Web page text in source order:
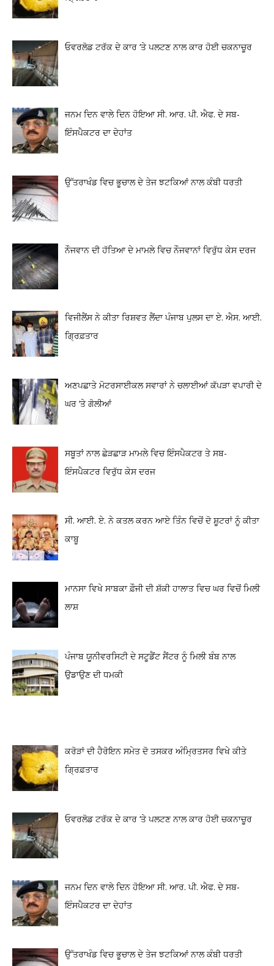
ਓਵਰਲੋਡ ਟਰੱਕ ਦੇ ਕਾਰ ‘ਤੇ ਪਲਟਣ ਨਾਲ ਕਾਰ ਹੋਈ ਚਕਨਾਚੂਰ
ਜਨਮ ਦਿਨ ਵਾਲੇ ਦਿਨ ਹੋਇਆ ਸੀ. ਆਰ. ਪੀ. ਐਫ. ਦੇ ਸਬ-
ਇੰਸਪੈਕਟਰ ਦਾ ਦੇਹਾਂਤ
ਉੱਤਰਾਖੰਡ ਵਿਚ ਭੂਚਾਲ ਦੇ ਤੇਜ ਝਟਕਿਆਂ ਨਾਲ ਕੰਬੀ ਧਰਤੀ
ਨੌਜਵਾਨ ਦੀ ਹੱਤਿਆ ਦੇ ਮਾਮਲੇ ਵਿਚ ਨੌਜਵਾਨਾਂ ਵਿਰੁੱਧ ਕੇਸ ਦਰਜ
ਵਿਜੀਲੈਂਸ ਨੇ ਕੀਤਾ ਰਿਸ਼ਵਤ ਲੈਂਦਾ ਪੰਜਾਬ ਪੁਲਸ ਦਾ ਏ. ਐਸ. ਆਈ.
ਗ੍ਰਿਫ਼ਤਾਰ
ਅਣਪਛਾਤੇ ਮੋਟਰਸਾਈਕਲ ਸਵਾਰਾਂ ਨੇ ਚਲਾਈਆਂ ਕੱਪੜਾ ਵਪਾਰੀ ਦੇ
ਘਰ ‘ਤੇ ਗੋਲੀਆਂ
ਸਬੂਤਾਂ ਨਾਲ ਛੇੜਛਾੜ ਮਾਮਲੇ ਵਿਚ ਇੰਸਪੈਕਟਰ ਤੇ ਸਬ-
ਇੰਸਪੈਕਟਰ ਵਿਰੁੱਧ ਕੇਸ ਦਰਜ
ਸੀ. ਆਈ. ਏ. ਨੇ ਕਤਲ ਕਰਨ ਆਏ ਤਿੰਨ ਵਿਚੋਂ ਦੋ ਸ਼ੂਟਰਾਂ ਨੂੰ ਕੀਤਾ
ਕਾਬੂ
ਮਾਨਸਾ ਵਿਖੇ ਸਾਬਕਾ ਫ਼ੌਜੀ ਦੀ ਸ਼ੱਕੀ ਹਾਲਾਤ ਵਿਚ ਘਰ ਵਿਚੋਂ ਮਿਲੀ
ਲਾਸ਼
ਪੰਜਾਬ ਯੂਨੀਵਰਸਿਟੀ ਦੇ ਸਟੂਡੈਂਟ ਸੈਂਟਰ ਨੂੰ ਮਿਲੀ ਬੰਬ ਨਾਲ
ਉਡਾਉਣ ਦੀ ਧਮਕੀ
ਕਰੋੜਾਂ ਦੀ ਹੈਰੋਇਨ ਸਮੇਤ ਦੋ ਤਸਕਰ ਅੰਮ੍ਰਿਤਸਰ ਵਿਖੇ ਕੀਤੇ
ਗ੍ਰਿਫ਼ਤਾਰ
ਓਵਰਲੋਡ ਟਰੱਕ ਦੇ ਕਾਰ ‘ਤੇ ਪਲਟਣ ਨਾਲ ਕਾਰ ਹੋਈ ਚਕਨਾਚੂਰ
ਜਨਮ ਦਿਨ ਵਾਲੇ ਦਿਨ ਹੋਇਆ ਸੀ. ਆਰ. ਪੀ. ਐਫ. ਦੇ ਸਬ-
ਇੰਸਪੈਕਟਰ ਦਾ ਦੇਹਾਂਤ
ਉੱਤਰਾਖੰਡ ਵਿਚ ਭੂਚਾਲ ਦੇ ਤੇਜ ਝਟਕਿਆਂ ਨਾਲ ਕੰਬੀ ਧਰਤੀ